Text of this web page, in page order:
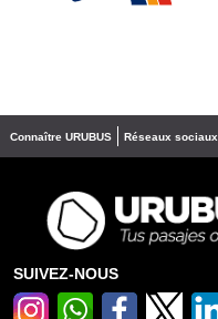
Connaître URUBUS Réseaux sociaux
SUIVEZ-NOUS